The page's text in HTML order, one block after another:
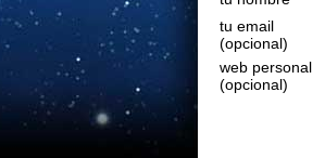
tu email
(opcional)
web personal
(opcional)